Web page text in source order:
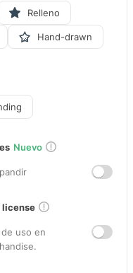
Relleno
Hand-drawn
Nuevo
license
uso en